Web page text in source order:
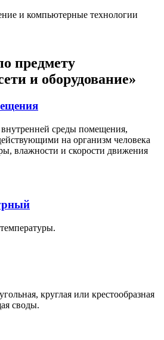
и компьютерные технологии
предмету
и оборудование»
среды помещения,
на организм человека
влажности и скорости движения
круглая или крестообразная
своды.